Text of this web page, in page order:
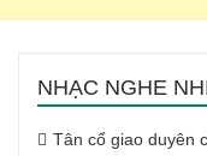
NHẠC NGHE
Tân cổ giao duyên